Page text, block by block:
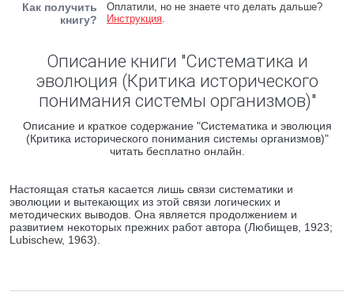
Как получить
книгу?
Оплатили, но не знаете что делать дальше?
Инструкция.
Описание книги "Систематика и
эволюция (Критика исторического
понимания системы организмов)"
Описание и краткое содержание "Систематика и эволюция
(Критика исторического понимания системы организмов)"
читать бесплатно онлайн.
Настоящая статья касается лишь связи систематики и
эволюции и вытекающих из этой связи логических и
методических выводов. Она является продолжением и
развитием некоторых прежних работ автора (Любищев, 1923;
Lubischew, 1963).